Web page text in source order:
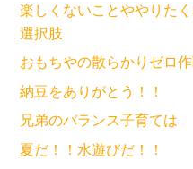
楽しくないことややりた
選択肢
おもちやの散らかりゼロ
納豆をありがとう！！
兄弟のバランス子育
夏だ！！水遊びだ！！